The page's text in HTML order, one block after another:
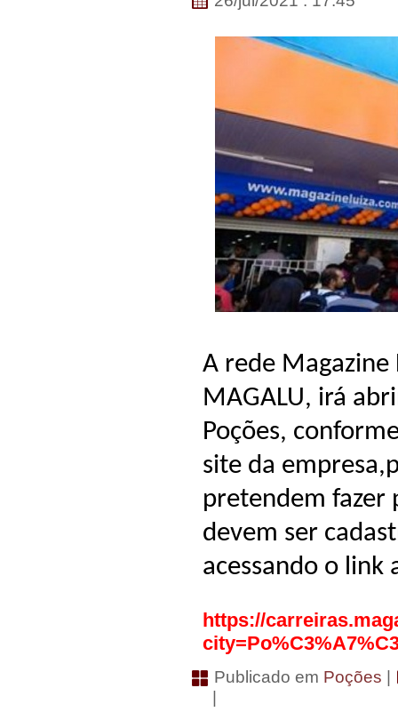
A rede
MAGALU, irá
Poções,
site da
pretendem fazer
devem ser
acessando o link
https://
Publicado em Poções |
|